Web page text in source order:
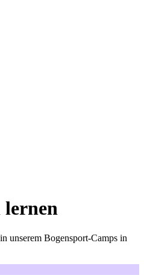
lernen
unserem Bogensport-Camps in